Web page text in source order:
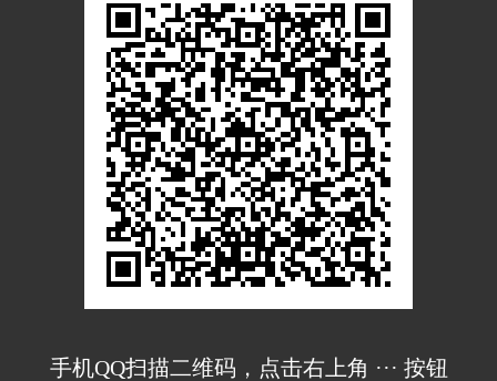
手机QQ扫描二维码，点击右上角 ··· 按钮